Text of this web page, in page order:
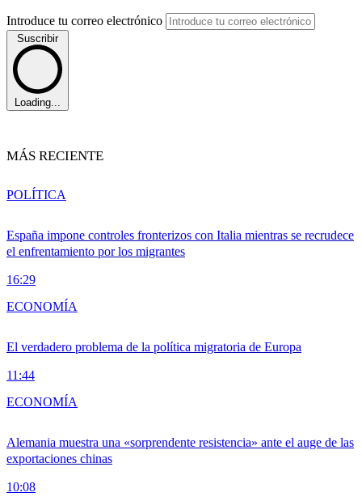
Introduce tu correo electrónico
Suscribir
Loading...
MÁS RECIENTE
España impone controles fronterizos con Italia mientras se recrudece
el enfrentamiento por los migrantes
16:29
POLÍTICA
El verdadero problema de la política migratoria de Europa
11:44
ECONOMÍA
Alemania muestra una «sorprendente resistencia» ante el auge de las
exportaciones chinas
10:08
ECONOMÍA